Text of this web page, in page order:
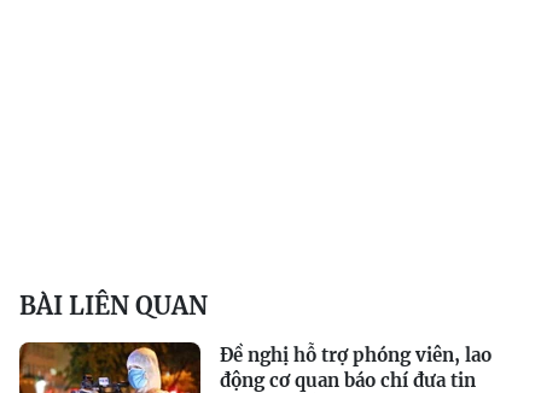
BÀI LIÊN QUAN
Đề nghị hỗ trợ phóng viên, lao
động cơ quan báo chí đưa tin